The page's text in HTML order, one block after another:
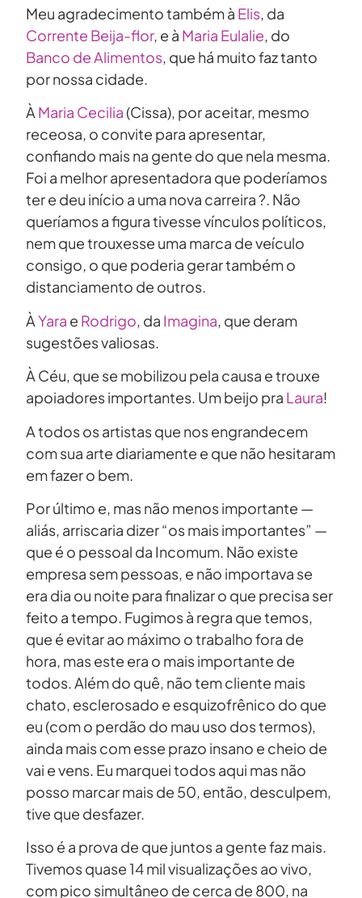
Meu agradecimento também à Elis, da
Corrente Beija-flor, e à Maria Eulalie, do
Banco de Alimentos, que há muito faz tanto
por nossa cidade.
À Maria Cecilia(Cissa), por aceitar, mesmo
receosa, o convite para apresentar,
confiando mais na gente do que nela mesma.
Foi a melhor apresentadora que poderíamos
ter e deu início a uma nova carreira ?. Não
queríamos a figura tivesse vínculos políticos,
nem que trouxesse uma marca de veículo
consigo, o que poderia gerar também o
distanciamento de outros.
ÀYara e Rodrigo, da Imagina, que deram
sugestões valiosas.
À Céu, que se mobilizou pela causa e trouxe
apoiadores importantes. Um beijo pra Laura!
A todos os artistas que nos engrandecem
com sua arte diariamente e que não hesitaram
em fazer o bem.
Por último e, mas não menos importante —
aliás, arriscaria dizer “os mais importantes” —
que é o pessoal da Incomum. Não existe
empresa sem pessoas, e não importava se
era dia ou noite para finalizar o que precisa ser
feito a tempo. Fugimos à regra que temos,
que é evitar ao máximo o trabalho fora de
hora, mas este era o mais importante de
todos. Além do quê, não tem cliente mais
chato, esclerosado e esquizofrênico do que
eu (com o perdão do mau uso dos termos),
ainda mais com esse prazo insano e cheio de
vai e vens. Eu marquei todos aqui mas não
posso marcar mais de 50, então, desculpem,
tive que desfazer.
Isso é a prova de que juntos a gente faz mais.
Tivemos quase 14 mil visualizações ao vivo,
com pico simultâneo de cerca de 800, na